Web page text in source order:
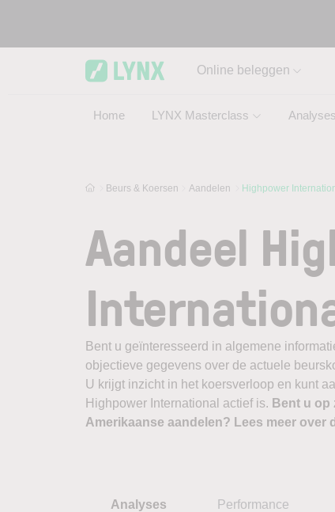
Online beleggen
Home LYNX Masterclass Analyses
Beurs & Koersen Aandelen Highpower
Aandeel
Bent u geïnteresseerd in algemene
objectieve gegevens over de actuele
U krijgt inzicht in het koersverloop en kunt
Highpower International actief is. Bent u op
Amerikaanse aandelen? Lees meer over
Analyses Performance